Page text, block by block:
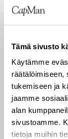
Tämä sivusto
Käytämme
räätälöimiseen,
tukemiseen ja
jaamme
alan
sivustoamme.
tietoja muihin
CAPMAN OYJ